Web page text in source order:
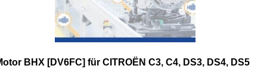
BHX [DV6FC] für CITROËN C3, C4, DS3, DS4, DS5